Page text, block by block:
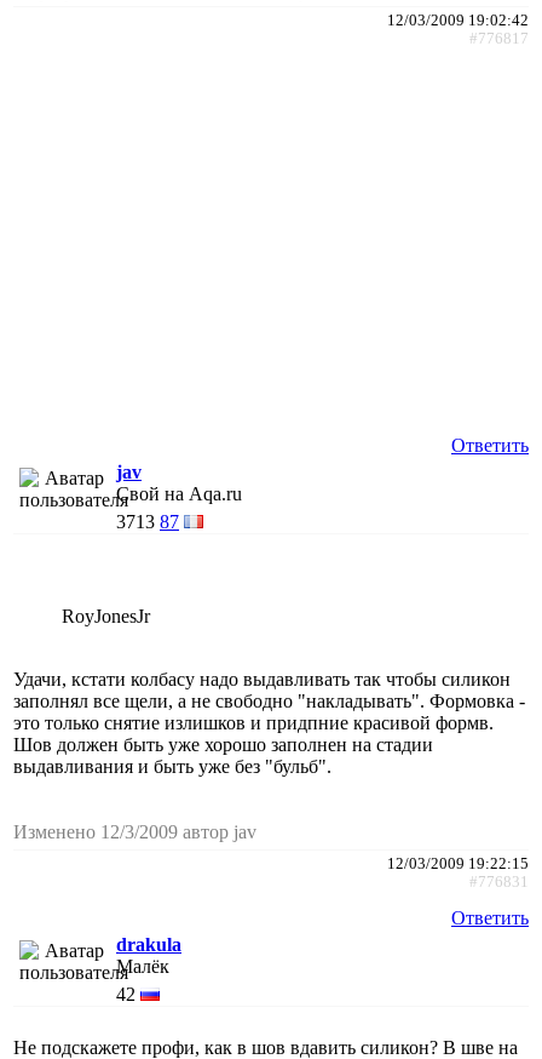
12/03/2009 19:02:42
#776817
Ответить
jav
Свой на Aqa.ru
3713 87
RoyJonesJr
Удачи, кстати колбасу надо выдавливать так чтобы силикон
заполнял все щели, а не свободно "накладывать". Формовка -
это только снятие излишков и придпние красивой формв.
Шов должен быть уже хорошо заполнен на стадии
выдавливания и быть уже без "бульб".
Изменено 12/3/2009 автор jav
12/03/2009 19:22:15
#776831
Ответить
drakula
Малёк
42
Не подскажете профи, как в шов вдавить силикон? В шве на